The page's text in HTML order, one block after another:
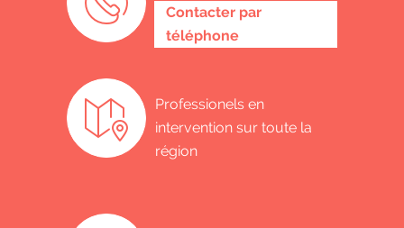
0487 62 69 26
Contacter par
téléphone
Professionels en
intervention sur toute la
région